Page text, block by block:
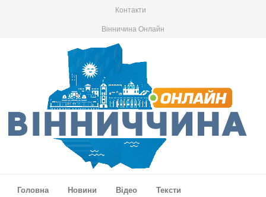
Контакти
Вінничина Онлайн
Головна
Новини Відео Тексти